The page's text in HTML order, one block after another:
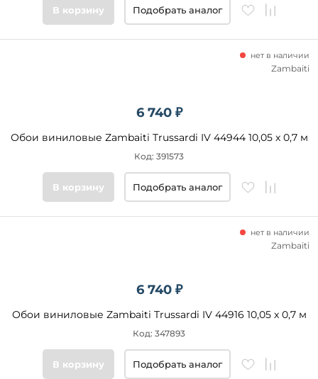
В корзину Подобрать аналог
6 740 ₽
Обои виниловые Zambaiti Trussardi IV 44944 10,05 x 0,7 м
нет в наличии
Код: 391573
Zambaiti
В корзину Подобрать аналог
6 740 ₽
Обои виниловые Zambaiti Trussardi IV 44916 10,05 x 0,7 м
нет в наличии
Код: 347893
Zambaiti
В корзину Подобрать аналог